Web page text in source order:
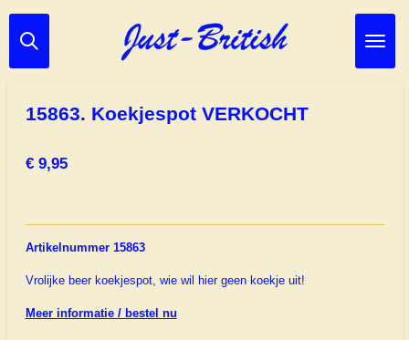
Ga
direct
15863. Koekjespot VERKOCHT
€ 9,95
Artikelnummer 15863
Vrolijke beer koekjespot, wie wil hier geen koekje uit!
Meer informatie / bestel nu